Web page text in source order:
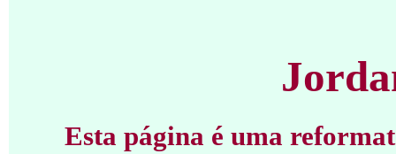
Esta página é uma